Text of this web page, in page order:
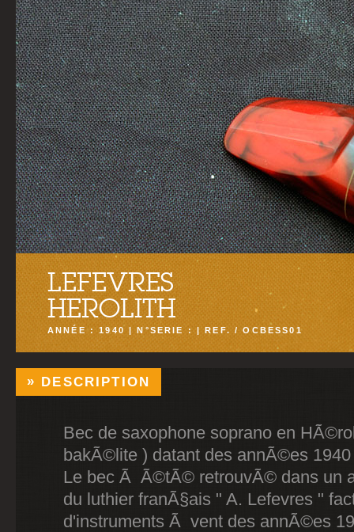
LEFEVRES
HEROLITH
ANNÉE : 1940 | N°SERIE : | REF. / OCBESS01
DESCRIPTION
Bec de saxophone soprano en
bakÃ©lite ) datant des annÃ©es 1940
Le bec Ã Ã©tÃ© retrouvÃ© dans un
du luthier franÃ§ais " A. Lefevres "
d'instruments Ã vent des annÃ©es